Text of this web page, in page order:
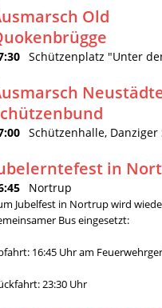
Old
Schützenplatz "Unter
Schützenhalle, Danziger
in
Nortrup
Jubelfest in Nortrup wird
Bus eingesetzt:
16:45 Uhr am
23:30 Uhr